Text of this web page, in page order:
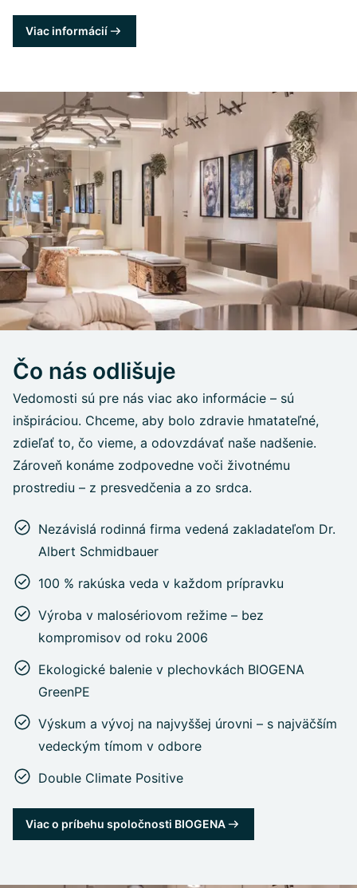
Viac informácií
Čo nás odlišuje
Vedomosti sú pre nás viac ako informácie – sú
inšpiráciou. Chceme, aby bolo zdravie hmatateľné,
zdieľať to, čo vieme, a odovzdávať naše nadšenie.
Zároveň konáme zodpovedne voči životnému
prostrediu – z presvedčenia a zo srdca.
Nezávislá rodinná firma vedená zakladateľom Dr.
Albert Schmidbauer
100 % rakúska veda v každom prípravku
Výroba v malosériovom režime – bez
kompromisov od roku 2006
Ekologické balenie v plechovkách BIOGENA
GreenPE
Výskum a vývoj na najvyššej úrovni – s najväčším
vedeckým tímom v odbore
Double Climate Positive
Viac o príbehu spoločnosti BIOGENA